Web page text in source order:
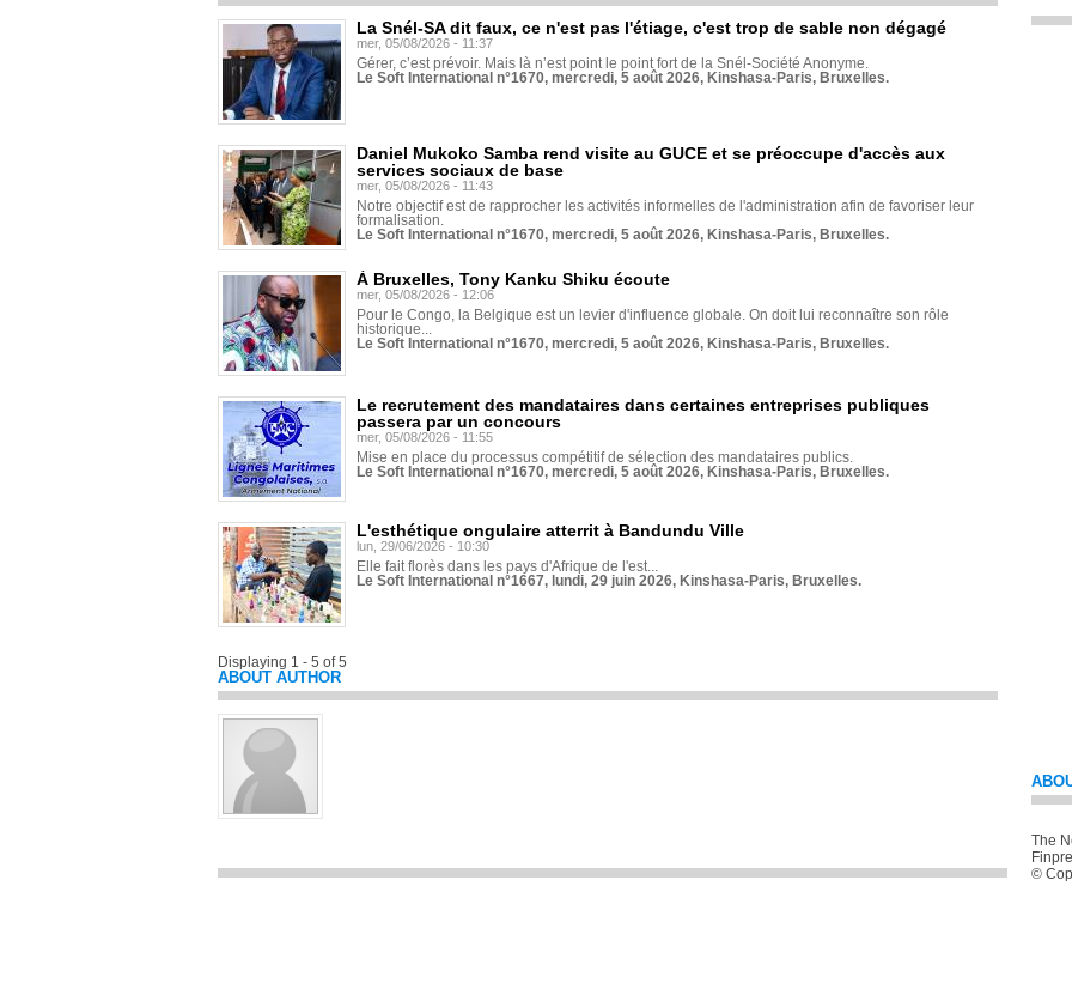
La Snél-SA dit faux, ce n'est pas l'étiage, c'est trop de sable non dégagé
mer, 05/08/2026 - 11:37
Gérer, c’est prévoir. Mais là n’est point le point fort de la Snél-Société Anonyme.
Le Soft International n°1670, mercredi, 5 août 2026, Kinshasa-Paris, Bruxelles.
Daniel Mukoko Samba rend visite au GUCE et se préoccupe d'accès aux
services sociaux de base
mer, 05/08/2026 - 11:43
Notre objectif est de rapprocher les activités informelles de l'administration afin de favoriser leur
formalisation.
Le Soft International n°1670, mercredi, 5 août 2026, Kinshasa-Paris, Bruxelles.
À Bruxelles, Tony Kanku Shiku écoute
mer, 05/08/2026 - 12:06
Pour le Congo, la Belgique est un levier d'influence globale. On doit lui reconnaître son rôle
historique...
Le Soft International n°1670, mercredi, 5 août 2026, Kinshasa-Paris, Bruxelles.
Le recrutement des mandataires dans certaines entreprises publiques
passera par un concours
mer, 05/08/2026 - 11:55
Mise en place du processus compétitif de sélection des mandataires publics.
Le Soft International n°1670, mercredi, 5 août 2026, Kinshasa-Paris, Bruxelles.
L'esthétique ongulaire atterrit à Bandundu Ville
lun, 29/06/2026 - 10:30
Elle fait florès dans les pays d'Afrique de l'est...
Le Soft International n°1667, lundi, 29 juin 2026, Kinshasa-Paris, Bruxelles.
Displaying 1 - 5 of 5
ABOUT AUTHOR
The
©